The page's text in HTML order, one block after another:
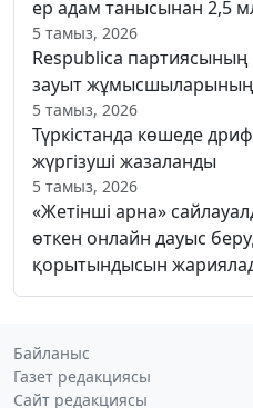
ер адам танысынан 2,5
5 тамыз, 2026
Respublica партиясының
зауыт
5 тамыз, 2026
Түркістанда көшеде
жүргізуші жазаланды
5 тамыз, 2026
«Жетінші арна»
өткен онлайн дауыс
қорытындысын
Байланыс
Газет редакциясы
Сайт редакциясы